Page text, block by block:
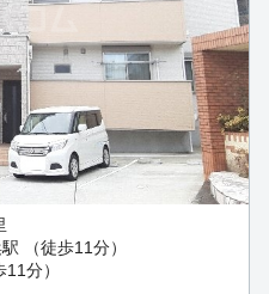
（徒歩11分）
分）